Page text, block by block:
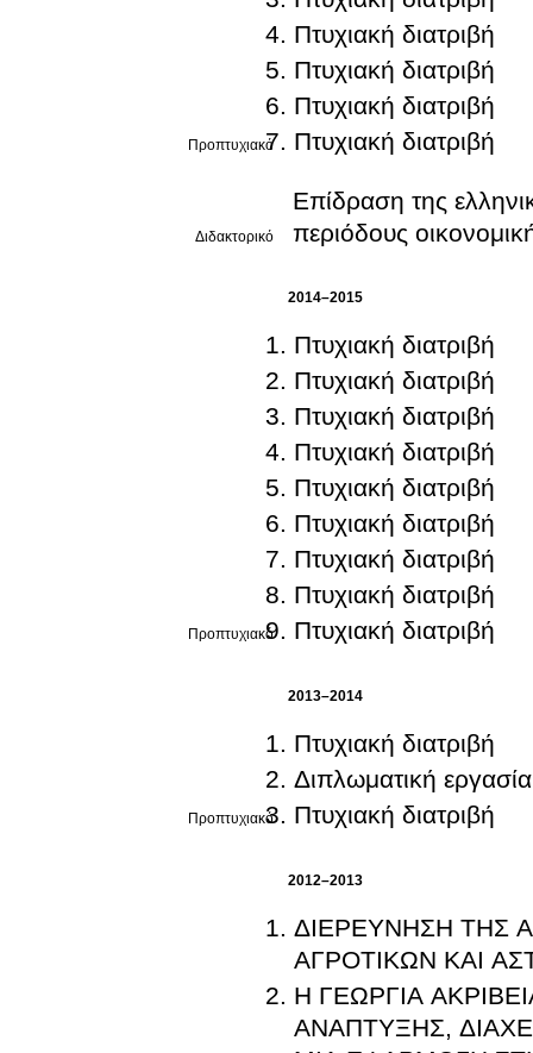
Προπτυχιακό
Πτυχιακή διατριβή
Πτυχιακή διατριβή
Πτυχιακή διατριβή
Πτυχιακή διατριβή
Διδακτορικό
Επίδραση της
περιόδους
2014–2015
Προπτυχιακό
Πτυχιακή διατριβή
Πτυχιακή διατριβή
Πτυχιακή διατριβή
Πτυχιακή διατριβή
Πτυχιακή διατριβή
Πτυχιακή διατριβή
Πτυχιακή διατριβή
Πτυχιακή διατριβή
Πτυχιακή διατριβή
2013–2014
Προπτυχιακό
Πτυχιακή διατριβή
Διπλωματική εργασία
Πτυχιακή διατριβή
2012–2013
ΔΙΕΡΕΥΝΗΣΗ ΤΗΣ
ΑΓΡΟΤΙΚΩΝ ΚΑΙ
Η ΓΕΩΡΓΙΑ
ΑΝΑΠΤΥΞΗΣ,